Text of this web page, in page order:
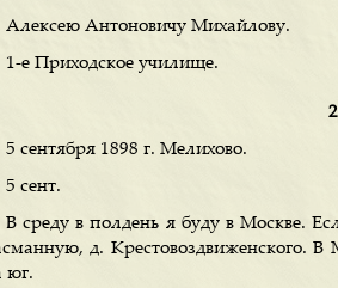
Алексею Антоновичу Михайлову.
1-е Приходское училище.
5 сентября 1898 г. Мелихово.
5 сент.
В среду в полдень я буду в Москве.
д. Крестовоздвиженского. В
юг.